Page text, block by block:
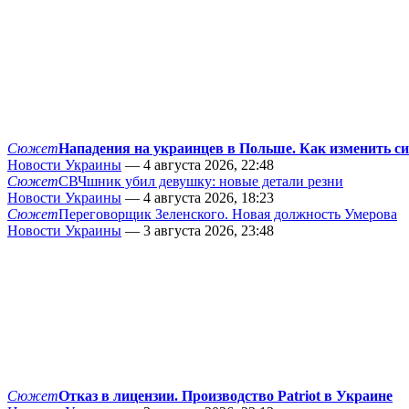
СюжетНападения на украинцев в Польше. Как изменить
Новости Украины — 4 августа 2026, 22:48
СюжетСВЧшник убил девушку: новые детали резни
Новости Украины — 4 августа 2026, 18:23
СюжетПереговорщик Зеленского. Новая должность Умерова
Новости Украины — 3 августа 2026, 23:48
СюжетОтказ в лицензии. Производство Patriot в Украине